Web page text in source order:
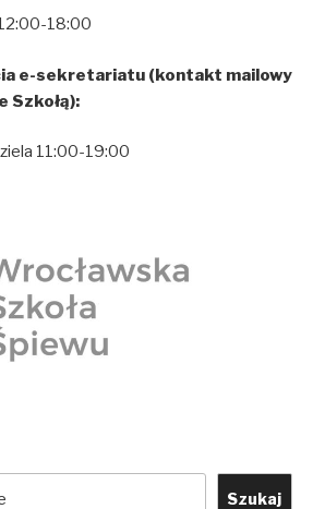
18:00
e-sekretariatu (kontakt mailowy
Szkołą):
11:00-19:00
Szukaj